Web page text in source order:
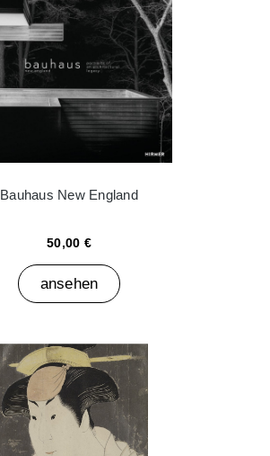
Bauhaus New England
50,00 €
ansehen